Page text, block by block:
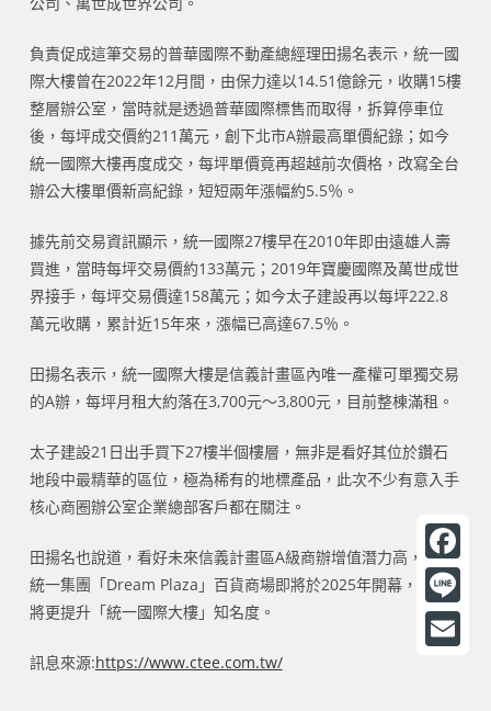
負責促成這筆交易的普華國際不動產總經理田揚名表示，統一國
際大樓曾在2022年12月間，由保力達以14.51億餘元，收購15樓
整層辦公室，當時就是透過普華國際標售而取得，拆算停車位
後，每坪成交價約211萬元，創下北市A辦最高單價紀錄；如今
統一國際大樓再度成交，每坪單價竟再超越前次價格，改寫全台
辦公大樓單價新高紀錄，短短兩年漲幅約5.5％。
據先前交易資訊顯示，統一國際27樓早在2010年即由遠雄人壽
買進，當時每坪交易價約133萬元；2019年寶慶國際及萬世成世
界接手，每坪交易價達158萬元；如今太子建設再以每坪222.8
萬元收購，累計近15年來，漲幅已高達67.5％。
田揚名表示，統一國際大樓是信義計畫區內唯一產權可單獨交易
的A辦，每坪月租大約落在3,700元～3,800元，目前整棟滿租。
太子建設21日出手買下27樓半個樓層，無非是看好其位於鑽石
地段中最精華的區位，極為稀有的地標產品，此次不少有意入手
核心商圈辦公室企業總部客戶都在關注。
田揚名也說道，看好未來信義計畫區A級商辦增值潛力高，加上
統一集團「Dream Plaza」百貨商場即將於2025年開幕，預期
將更提升「統一國際大樓」知名度。
訊息來源:https://www.ctee.com.tw/
F
a
c
L